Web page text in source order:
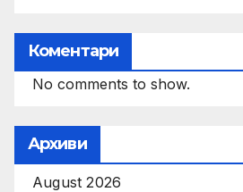
Коментари
No comments to show.
Архиви
August 2026